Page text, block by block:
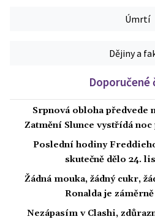
Úmrtí
Dějiny a
Doporučené
Srpnová obloha předvede
Zatmění Slunce vystřídá
Poslední hodiny
skutečně dělo 24.
Žádná mouka, žádný cukr,
Ronalda je
Nezápasím v Clashi,